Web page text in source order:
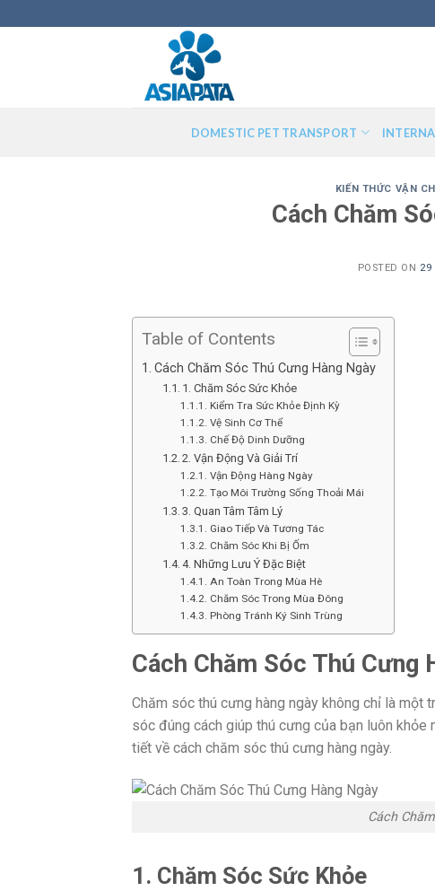
to
DOMESTIC PET TRANSPORT
KIẾN THỨC VẬN
Cách Chăm
POSTED ON 29
Table of Contents
Cách Chăm Sóc Thú Cưng Hàng Ngày
1. Chăm Sóc Sức Khỏe
Kiểm Tra Sức Khỏe Định Kỳ
Vệ Sinh Cơ Thể
Chế Độ Dinh Dưỡng
2. Vận Động Và Giải Trí
Vận Động Hàng Ngày
Tạo Môi Trường Sống Thoải Mái
3. Quan Tâm Tâm Lý
Giao Tiếp Và Tương Tác
Chăm Sóc Khi Bị Ốm
4. Những Lưu Ý Đặc Biệt
An Toàn Trong Mùa Hè
Chăm Sóc Trong Mùa Đông
Phòng Tránh Ký Sinh Trùng
Cách Chăm Sóc Thú Cưng
Chăm sóc thú cưng hàng ngày không chỉ là một
sóc đúng cách giúp thú cưng của bạn luôn khỏe
tiết về cách chăm sóc thú cưng hàng ngày.
Cách
1. Chăm Sóc Sức Khỏe